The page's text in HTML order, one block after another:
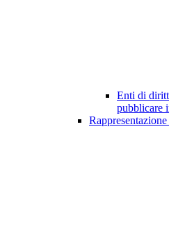
Enti di
pubblicare